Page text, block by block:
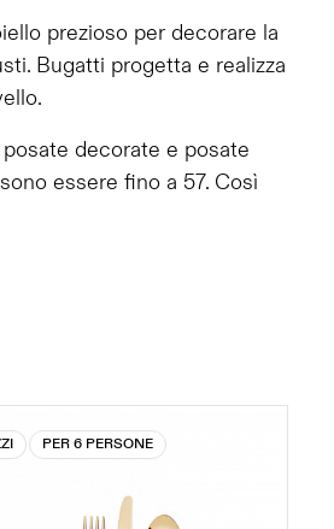
prezioso per decorare la
Bugatti progetta e realizza
posate decorate e posate
essere fino a 57. Così
PER 6 PERSONE